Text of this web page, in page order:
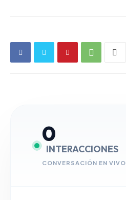
0
INTERACCIONES
CONVERSACIÓN EN VIVO